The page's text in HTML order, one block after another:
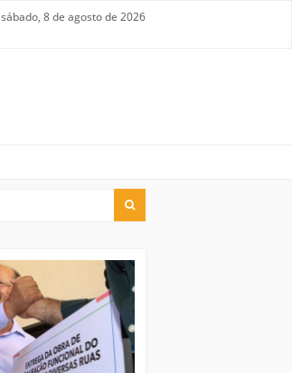
sábado, 8 de agosto de 2026